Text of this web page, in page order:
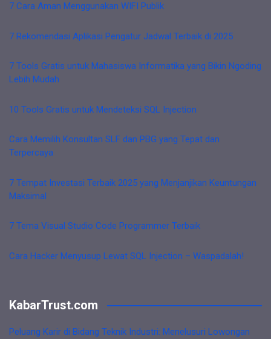
7 Cara Aman Menggunakan WIFI Publik
7 Rekomendasi Aplikasi Pengatur Jadwal Terbaik di 2025
7 Tools Gratis untuk Mahasiswa Informatika yang Bikin Ngoding
Lebih Mudah
10 Tools Gratis untuk Mendeteksi SQL Injection
Cara Memilih Konsultan SLF dan PBG yang Tepat dan
Terpercaya
7 Tempat Investasi Terbaik 2025 yang Menjanjikan Keuntungan
Maksimal
7 Tema Visual Studio Code Programmer Terbaik
Cara Hacker Menyusup Lewat SQL Injection – Waspadalah!
KabarTrust.com
Peluang Karir di Bidang Teknik Industri: Menelusuri Lowongan